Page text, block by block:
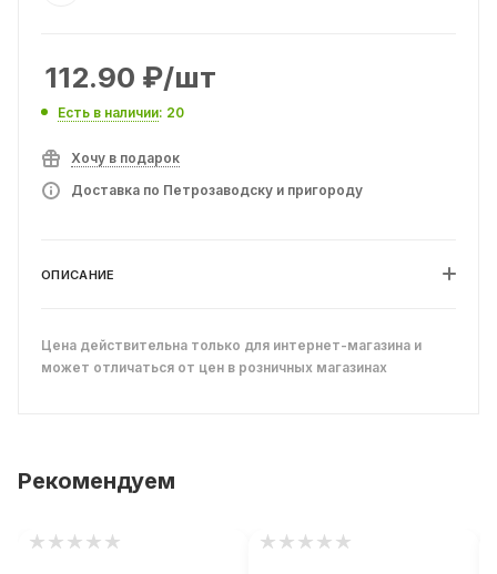
112.90 ₽/шт
Есть в наличии: 20
Хочу в подарок
Доставка по Петрозаводску и пригороду
ОПИСАНИЕ
Цена действительна только для интернет-магазина и
может отличаться от цен в розничных магазинах
Рекомендуем